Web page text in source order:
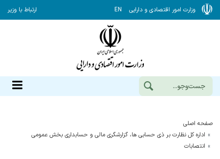
وزارت امور اقتصادی و دارایی EN ارتباط با وزیر
صفحه اصلی
اداره کل نظارت بر ذی حسابی ها، گزارشگری مالی و حسابداری بخش عمومی
انتصابات